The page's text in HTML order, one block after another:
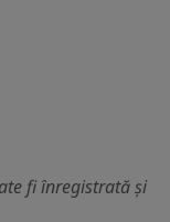
fi înregistrată și